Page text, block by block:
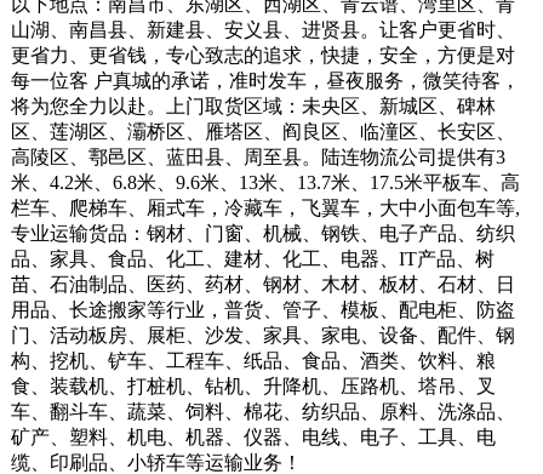
以下地点：南昌市、东湖区、西湖区、青云谱、湾里区、青
山湖、南昌县、新建县、安义县、进贤县。让客户更省时、
更省力、更省钱，专心致志的追求，快捷，安全，方便是对
每一位客 户真城的承诺，准时发车，昼夜服务，微笑待客，
将为您全力以赴。上门取货区域：未央区、新城区、碑林
区、莲湖区、灞桥区、雁塔区、阎良区、临潼区、长安区、
高陵区、鄠邑区、蓝田县、周至县。陆连物流公司提供有3
米、4.2米、6.8米、9.6米、13米、13.7米、17.5米平板车、高
栏车、爬梯车、厢式车，冷藏车，飞翼车，大中小面包车等,
专业运输货品：钢材、门窗、机械、钢铁、电子产品、纺织
品、家具、食品、化工、建材、化工、电器、IT产品、树
苗、石油制品、医药、药材、钢材、木材、板材、石材、日
用品、长途搬家等行业，普货、管子、模板、配电柜、防盗
门、活动板房、展柜、沙发、家具、家电、设备、配件、钢
构、挖机、铲车、工程车、纸品、食品、酒类、饮料、粮
食、装载机、打桩机、钻机、升降机、压路机、塔吊、叉
车、翻斗车、蔬菜、饲料、棉花、纺织品、原料、洗涤品、
矿产、塑料、机电、机器、仪器、电线、电子、工具、电
缆、印刷品、小轿车等运输业务！